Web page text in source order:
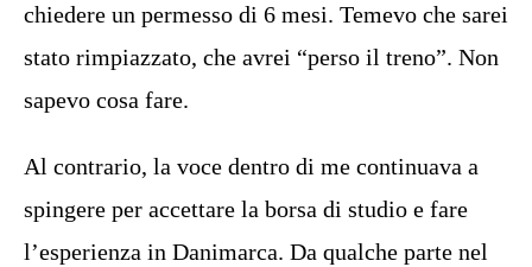
chiedere un permesso di 6 mesi. Temevo che sarei
stato rimpiazzato, che avrei “perso il treno”. Non
sapevo cosa fare.
Al contrario, la voce dentro di me continuava a
spingere per accettare la borsa di studio e fare
l’esperienza in Danimarca. Da qualche parte nel